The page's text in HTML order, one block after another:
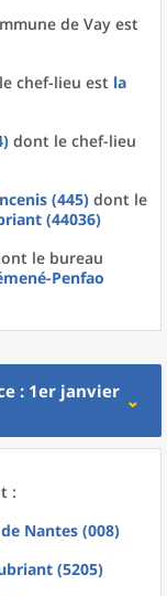
de Vay est
chef-lieu est la
dont le chef-lieu
(445) dont le
(44036)
le bureau
Penfao
: 1er janvier
:
de Nantes (008)
(5205)